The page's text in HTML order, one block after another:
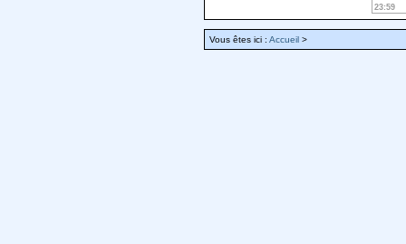
23:59
Vous êtes ici : Accueil >